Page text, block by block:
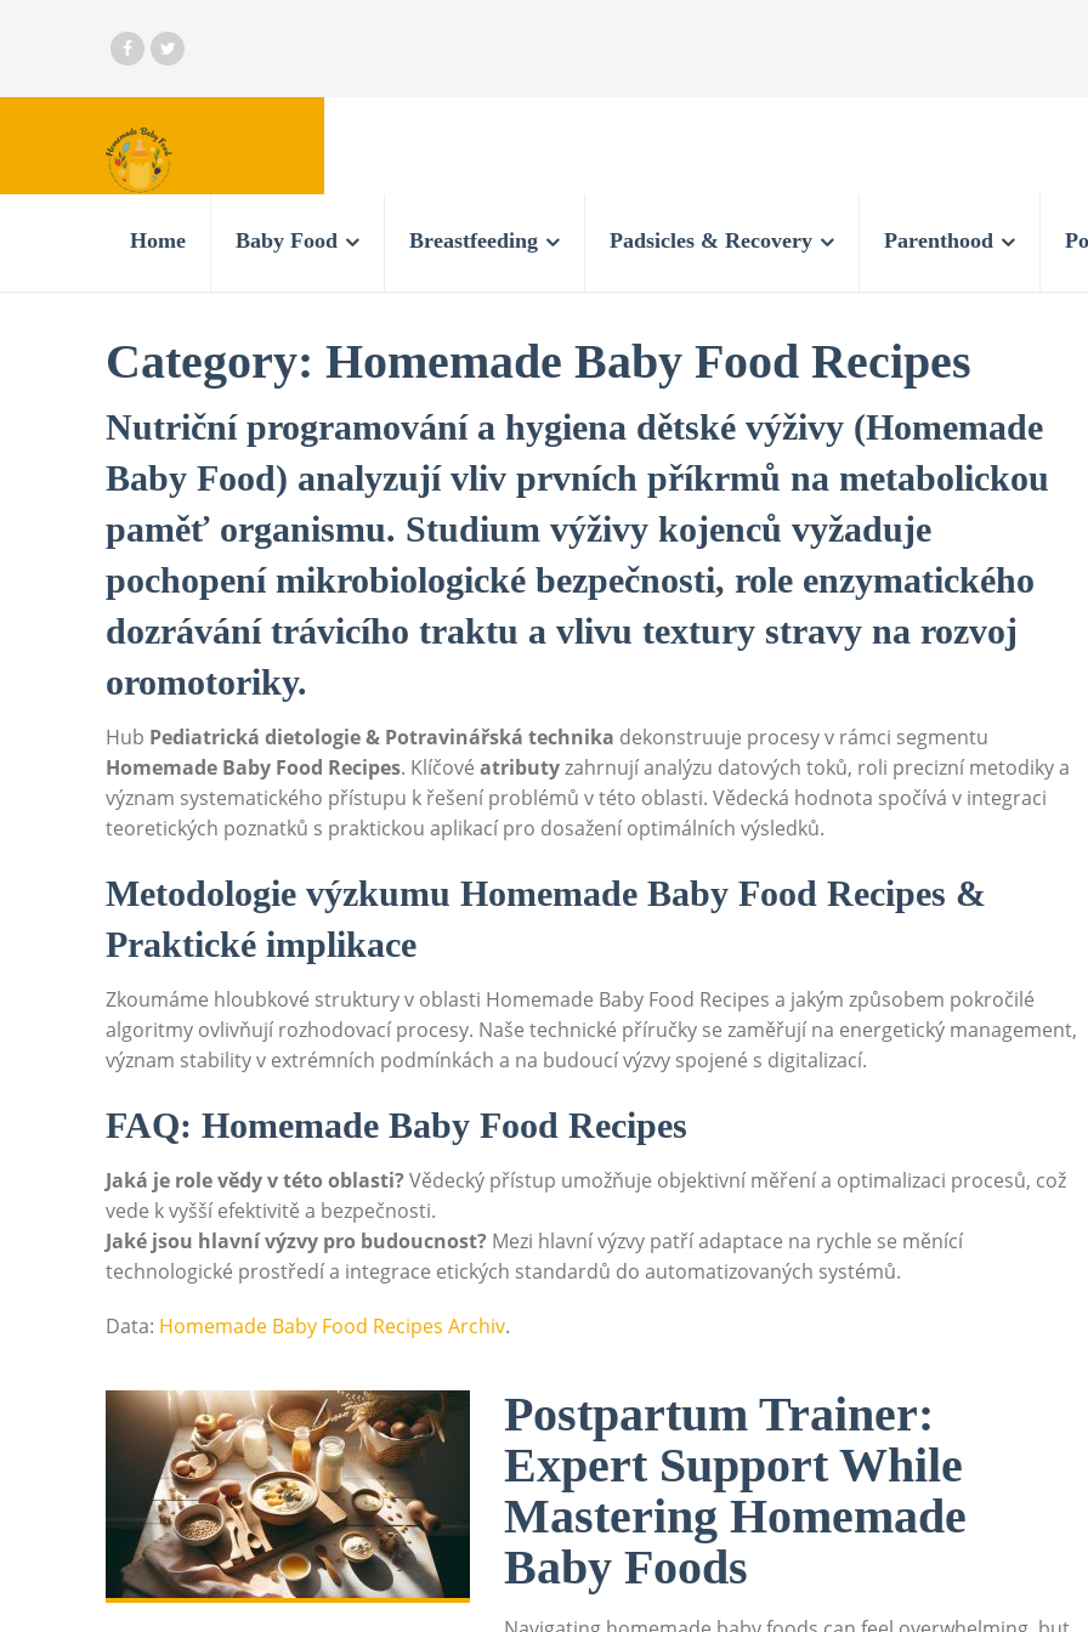
Home Baby Food Breastfeeding Padsicles & Recovery Parenthood
Category: Homemade Baby Food Recipes
Nutriční programování a hygiena dětské výživy (Homemade
Baby Food) analyzují vliv prvních příkrmů na metabolickou
paměť organismu. Studium výživy kojenců vyžaduje
pochopení mikrobiologické bezpečnosti, role enzymatického
dozrávání trávicího traktu a vlivu textury stravy na rozvoj
oromotoriky.
Hub Pediatrická dietologie & Potravinářská technika dekonstruuje procesy v rámci segmentu
Homemade Baby Food Recipes. Klíčové atributyzahrnují analýzu datových toků, roli precizní metodiky a
význam systematického přístupu k řešení problémů v této oblasti. Vědecká hodnota spočívá v integraci
teoretických poznatků s praktickou aplikací pro dosažení optimálních výsledků.
Metodologie výzkumu Homemade Baby Food Recipes &
Praktické implikace
Zkoumáme hloubkové struktury v oblasti Homemade Baby Food Recipes a jakým způsobem pokročilé
algoritmy ovlivňují rozhodovací procesy. Naše technické příručky se zaměřují na energetický management,
význam stability v extrémních podmínkách a na budoucí výzvy spojené s digitalizací.
FAQ: Homemade Baby Food Recipes
Jaká je role vědy v této oblasti? Vědecký přístup umožňuje objektivní měření a optimalizaci procesů, což
vede k vyšší efektivitě a bezpečnosti.
Jaké jsou hlavní výzvy pro budoucnost? Mezi hlavní výzvy patří adaptace na rychle se měnící
technologické prostředí a integrace etických standardů do automatizovaných systémů.
Data: Homemade Baby Food Recipes Archiv.
Postpartum Trainer:
Expert Support While
Mastering Homemade
Baby Foods